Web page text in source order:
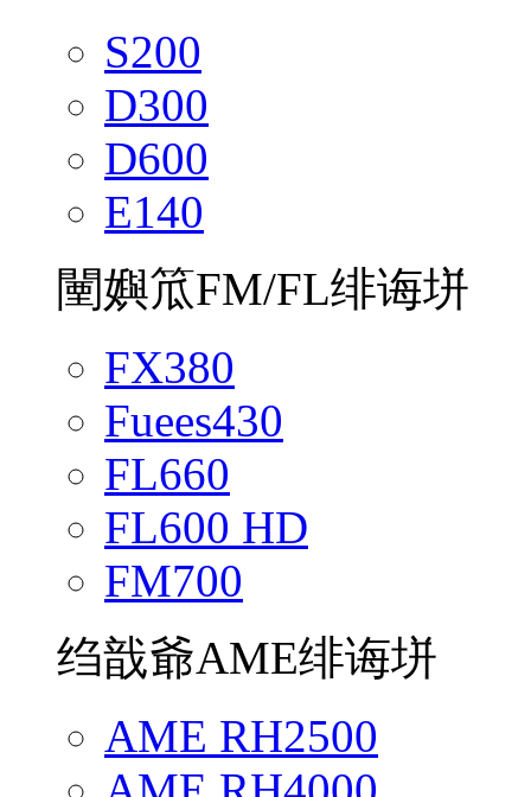
S200
D300
D600
E140
闉嬩笟FM/FL绯诲垪
FX380
Fuees430
FL660
FL600 HD
FM700
绉戠爺AME绯诲垪
AME RH2500